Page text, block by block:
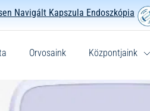
Navigált Kapszula Endoszkópia
Orvosaink Központjaink